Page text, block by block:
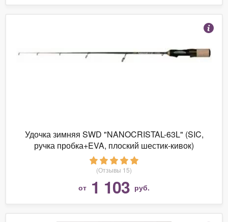
Удочка зимняя SWD "NANOCRISTAL-63L" (SIC,
ручка пробка+EVA, плоский шестик-кивок)
(Отзывы 15)
от 1 103 руб.